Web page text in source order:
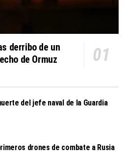
derribo de un
de Ormuz
del jefe naval de la Guardia
drones de combate a Rusia